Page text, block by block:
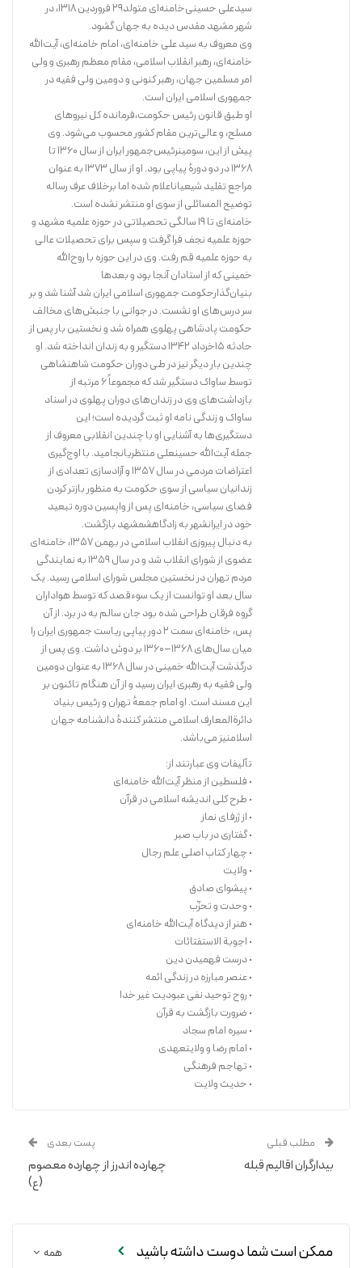
سیدعلی حسینی‌خامنه‌ای متولد۲۹ فروردین ۱۳۱۸، در
شهر مشهد مقدس دیده به جهان گشود.
وی معروف به سید علی خامنه‌ای، امام خامنه‌ای، آیت‌الله
خامنه‌ای، رهبر انقلاب اسلامی، مقام معظم رهبری و ولی
امر مسلمین جهان، رهبر کنونی و دومین ولی فقیه در
جمهوری اسلامی ایران است.
او طبق قانون رئیس حکومت،فرمانده کل نیروهای
مسلح، و عالی‌ترین مقام کشور محسوب می‌شود. وی
پیش از این، سومینرئیس‌جمهور ایران از سال ۱۳۶۰ تا
۱۳۶۸ در دو دورهٔ پیاپی بود. او از سال ۱۳۷۳ به عنوان
مراجع تقلید شیعیاناعلام شده اما برخلاف عرف رساله
توضیح المسائلی از سوی او منتشر نشده است.
خامنه‌ای تا ۱۹ سالگی تحصیلاتی در حوزه علمیه مشهد و
حوزه علمیه نجف فرا گرفت و سپس برای تحصیلات عالی
به حوزه علمیه قم رفت. وی در این حوزه با روح‌الله
خمینی که از استادان آنجا بود و بعدها
بنیان‌گذارحکومت جمهوری اسلامی ایران شد آشنا شد و بر
سر درس‌های او نشست. در جوانی با جنبش‌های مخالف
حکومت پادشاهی پهلوی همراه شد و نخستین بار پس از
حادثه ۱۵خرداد ۱۳۴۲ دستگیر و به زندان انداخته شد. او
چندین بار دیگر نیز در طی دوران حکومت شاهنشاهی
توسط ساواک دستگیر شد که مجموعاً ۶ مرتبه از
بازداشت‌های وی در زندان‌های دوران پهلوی در اسناد
ساواک و زندگی نامه او ثبت گردیده است؛ این
دستگیری‌ها به آشنایی او با چندین انقلابی معروف از
جمله آیت‌الله حسینعلی منتظریانجامید. با اوج‌گیری
اعتراضات مردمی در سال ۱۳۵۷ و آزادسازی تعدادی از
زندانیان سیاسی از سوی حکومت به منظور بازتر کردن
فضای سیاسی، خامنه‌ای پس از واپسین دوره تبعید
خود در ایرانشهر به زادگاهشمشهد بازگشت.
به دنبال پیروزی انقلاب اسلامی در بهمن ۱۳۵۷، خامنه‌ای
عضوی از شورای انقلاب شد و در سال ۱۳۵۹ به نمایندگی
مردم تهران در نخستین مجلس شورای اسلامی رسید. یک
سال بعد او توانست از یک سوءقصد که توسط هواداران
گروه فرقان طراحی شده بود جان سالم به در برد. از آن
پس، خامنه‌ای سمت ۲ دور پیاپی ریاست جمهوری ایران را
میان سال‌های ۱۳۶۸–۱۳۶۰ بر دوش داشت. وی پس از
درگذشت آیت‌الله خمینی در سال ۱۳۶۸ به عنوان دومین
ولی فقیه به رهبری ایران رسید و از آن هنگام تاکنون بر
این مسند است. او امام جمعهٔ تهران و رئیس بنیاد
دائرةالمعارف اسلامی منتشر کنندهٔ دانشنامه جهان
اسلامنیز می‌باشد.
تآلیفات وی عبارتند از:
• فلسطین از منظر آیت‌الله خامنه‌ای
• طرح کلی اندیشه اسلامی در قرآن
• از ژرفای نماز
• گفتاری در باب صبر
• چهار کتاب اصلی علم رجال
• ولایت
• پیشوای صادق
• وحدت و تحزّب
• هنر از دیدگاه آیت‌الله خامنه‌ای
• اجوبة الاستفتائات
• درست فهمیدن دین
• عنصر مبارزه در زندگی ائمه
• روح توحید نفی عبودیت غیر خدا
• ضرورت بازگشت به قرآن
• سیره امام سجاد
• امام رضا و ولایتعهدی
• تهاجم فرهنگی
• حدیث ولایت
مطلب قبلی
بیدارگران اقالیم قبله
پست بعدی
چهارده اندرز از چهارده معصوم
(ع)
همه ممکن است شما دوست داشته باشید